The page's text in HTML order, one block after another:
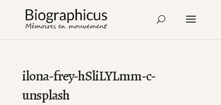
ilona-frey-hSliLYLmm-c-
unsplash